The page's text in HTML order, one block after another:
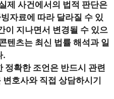
제 사건에서의 법적 판단은
자료에 따라 달라질 수 있
이 지나면서 변경될 수 있으
텐츠는 최신 법률 해석과 일
.
정확한 조언은 반드시 관련
변호사와 직접 상담하시기